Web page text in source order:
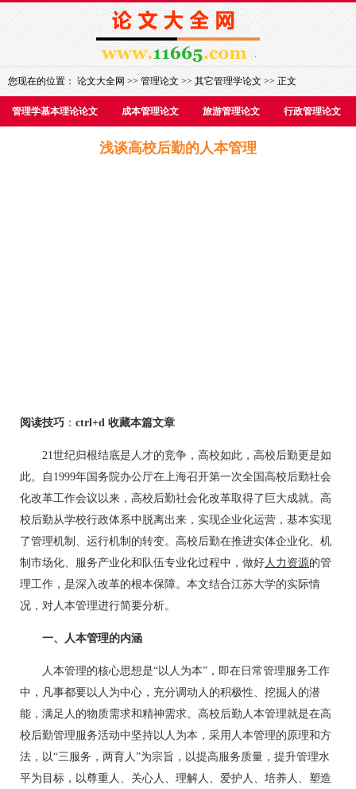
您现在的位置：论文大全网>>管理论文>>其它管理学论文>> 正文
管理学基本理论论文 成本管理论文 旅游管理论文 行政管理论文
浅谈高校后勤的人本管理
阅读技巧 ： ctrl+d 收藏本篇文章
21世纪归根结底是人才的竞争，高校如此，高校后勤更是如
此。自1999年国务院办公厅在上海召开第一次全国高校后勤社会
化改革工作会议以来，高校后勤社会化改革取得了巨大成就。高
校后勤从学校行政体系中脱离出来，实现企业化运营，基本实现
了管理机制、运行机制的转变。高校后勤在推进实体企业化、机
制市场化、服务产业化和队伍专业化过程中，做好人力资源的管
理工作，是深入改革的根本保障。本文结合江苏大学的实际情
况，对人本管理进行简要分析。
一、人本管理的内涵
人本管理的核心思想是“以人为本”，即在日常管理服务工作
中，凡事都要以人为中心，充分调动人的积极性、挖掘人的潜
能，满足人的物质需求和精神需求。高校后勤人本管理就是在高
校后勤管理服务活动中坚持以人为本，采用人本管理的原理和方
法，以“三服务，两育人”为宗旨，以提高服务质量，提升管理水
平为目标，以尊重人、关心人、理解人、爱护人、培养人、塑造